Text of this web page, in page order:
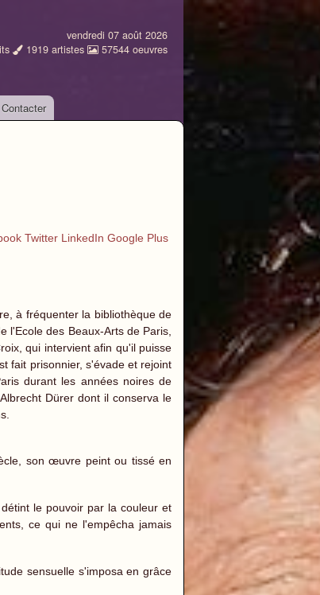
vendredi 07 août 2026
1919 artistes 57544 oeuvres
Twitter LinkedIn Google Plus
à fréquenter la bibliothèque de
l'Ecole des Beaux-Arts de Paris,
qui intervient afin qu'il puisse
fait prisonnier, s'évade et rejoint
durant les années noires de
Dürer dont il conserva le
son œuvre peint ou tissé en
le pouvoir par la couleur et
ce qui ne l'empêcha jamais
sensuelle s'imposa en grâce